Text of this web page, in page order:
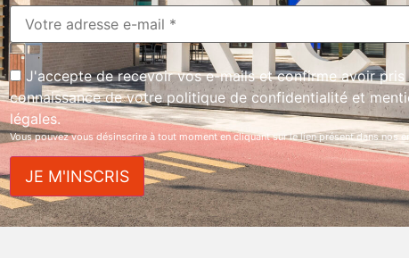
J'accepte de recevoir vos e-mails et confirme avoir pris
connaissance de votre politique de confidentialité et
légales.
Vous pouvez vous désinscrire à tout moment en cliquant sur le lien présent dans nos